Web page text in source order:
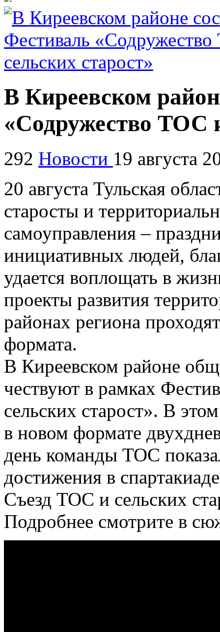
В Киреевском
«Содружество ТОС
292 Новости 19 августа
20 августа Тульская
старосты и
самоуправления –
инициативных людей,
удается воплощать в
проекты развития
районах региона
формата.
В Киреевском районе
чествуют в рамках
сельских старост». В
в новом формате
день команды ТОС
достижения в
Съезд ТОС и сельских
Подробнее смотрите в